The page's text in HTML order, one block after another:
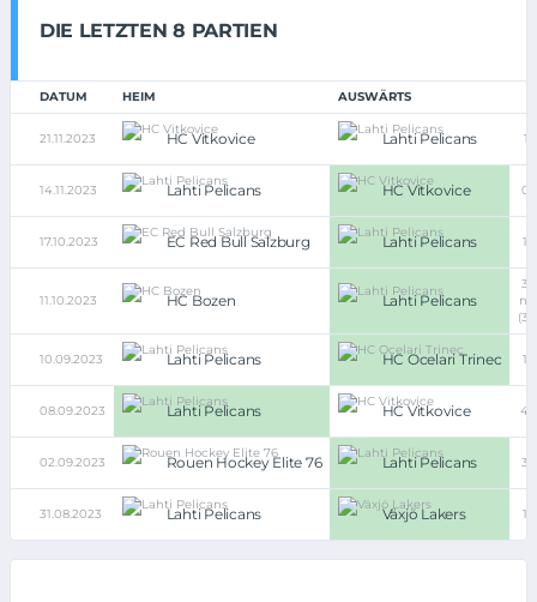
DIE LETZTEN 8 PARTIEN
DATUM HEIM AUSWÄRTS
21.11.2023 HC Vitkovice Lahti Pelicans 1:1
14.11.2023 Lahti Pelicans HC Vitkovice
17.10.2023 EC Red Bull Salzburg Lahti Pelicans 1:5
11.10.2023 HC Bozen Lahti Pelicans
10.09.2023 Lahti Pelicans HC Ocelari Trinec 1:3
08.09.2023 Lahti Pelicans HC Vitkovice
02.09.2023 Rouen Hockey Elite 76 Lahti Pelicans
31.08.2023 Lahti Pelicans Växjö Lakers 1:5